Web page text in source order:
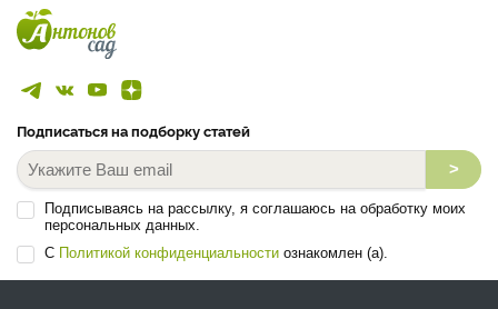
Подписаться на подборку статей
>
Подписываясь на рассылку, я соглашаюсь на обработку моих
персональных данных.
С Политикой конфиденциальности ознакомлен (а).